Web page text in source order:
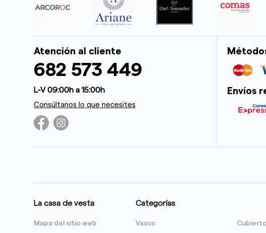
Atención al cliente
682 573 449
L-V 09:00h a 15:00h
Consúltanos lo que necesites
Envíos
La casa de vesta
Mapa del sitio web
Categorías
Vasos